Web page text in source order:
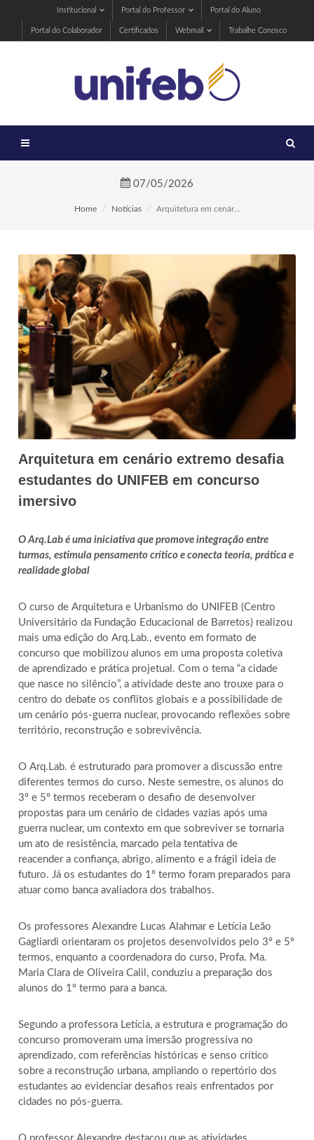
Institucional Portal do Professor Portal do Aluno
Portal do Colaborador Certificados Webmail Trabalhe Conosco
07/05/2026
Home Notícias Arquitetura em cenár...
Arquitetura em cenário extremo desafia
estudantes do UNIFEB em concurso
imersivo
O Arq.Lab é uma iniciativa que promove integração entre
turmas, estimula pensamento crítico e conecta teoria, prática e
realidade global
O curso de Arquitetura e Urbanismo do UNIFEB (Centro
Universitário da Fundação Educacional de Barretos) realizou
mais uma edição do Arq.Lab., evento em formato de
concurso que mobilizou alunos em uma proposta coletiva
de aprendizado e prática projetual. Com o tema “a cidade
que nasce no silêncio”, a atividade deste ano trouxe para o
centro do debate os conflitos globais e a possibilidade de
um cenário pós-guerra nuclear, provocando reflexões sobre
território, reconstrução e sobrevivência.
O Arq.Lab. é estruturado para promover a discussão entre
diferentes termos do curso. Neste semestre, os alunos do
3º e 5º termos receberam o desafio de desenvolver
propostas para um cenário de cidades vazias após uma
guerra nuclear, um contexto em que sobreviver se tornaria
um ato de resistência, marcado pela tentativa de
reacender a confiança, abrigo, alimento e a frágil ideia de
futuro. Já os estudantes do 1º termo foram preparados para
atuar como banca avaliadora dos trabalhos.
Os professores Alexandre Lucas Alahmar e Letícia Leão
Gagliardi orientaram os projetos desenvolvidos pelo 3º e 5º
termos, enquanto a coordenadora do curso, Profa. Ma.
Maria Clara de Oliveira Calil, conduziu a preparação dos
alunos do 1º termo para a banca.
Segundo a professora Letícia, a estrutura e programação do
concurso promoveram uma imersão progressiva no
aprendizado, com referências históricas e senso crítico
sobre a reconstrução urbana, ampliando o repertório dos
estudantes ao evidenciar desafios reais enfrentados por
cidades no pós-guerra.